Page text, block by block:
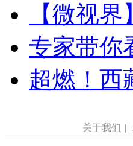
【微视
专家带你
超燃！西
关于我们 |